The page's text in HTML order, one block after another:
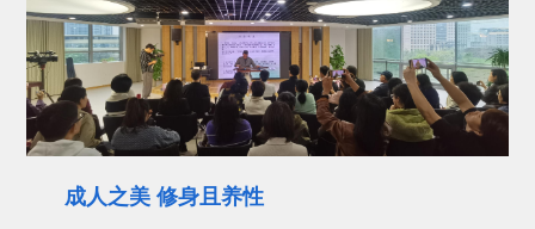
成人之美修身且养性